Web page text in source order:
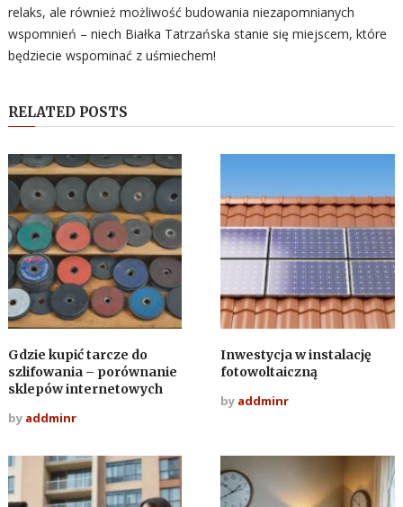
relaks, ale również możliwość budowania niezapomnianych
wspomnień – niech Białka Tatrzańska stanie się miejscem, które
będziecie wspominać z uśmiechem!
RELATED POSTS
Gdzie kupić tarcze do
szlifowania – porównanie
sklepów internetowych
by addminr
Inwestycja w instalację
fotowoltaiczną
by addminr